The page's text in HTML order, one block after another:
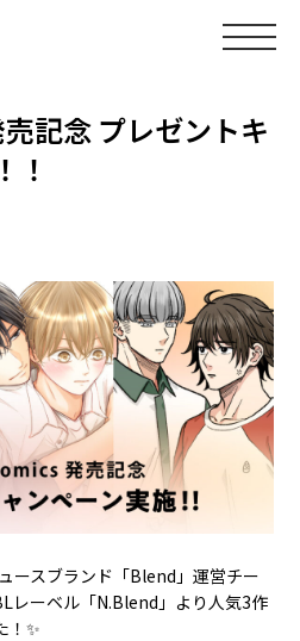
記念 プレゼントキ
！
ースブランド「Blend」運営チー
レーベル「N.Blend」より人気3作
！✨